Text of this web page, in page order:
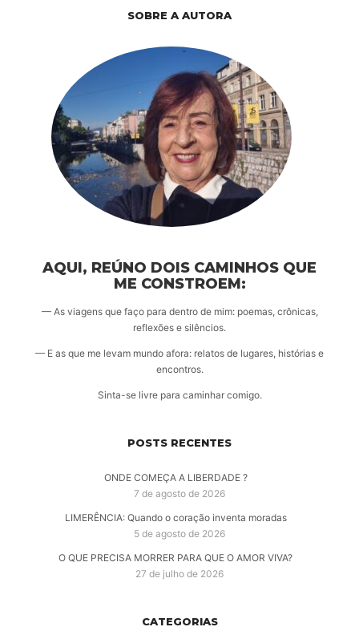
SOBRE A AUTORA
AQUI, REÚNO DOIS CAMINHOS QUE
ME CONSTROEM:
— As viagens que faço para dentro de mim: poemas, crônicas,
reflexões e silêncios.
— E as que me levam mundo afora: relatos de lugares, histórias e
encontros.
Sinta-se livre para caminhar comigo.
POSTS RECENTES
ONDE COMEÇA A LIBERDADE ?
7 de agosto de 2026
LIMERÊNCIA: Quando o coração inventa moradas
5 de agosto de 2026
O QUE PRECISA MORRER PARA QUE O AMOR VIVA?
27 de julho de 2026
CATEGORIAS